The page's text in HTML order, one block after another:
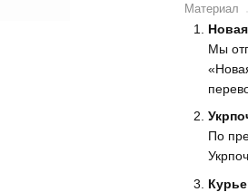
Материал
Мы
По